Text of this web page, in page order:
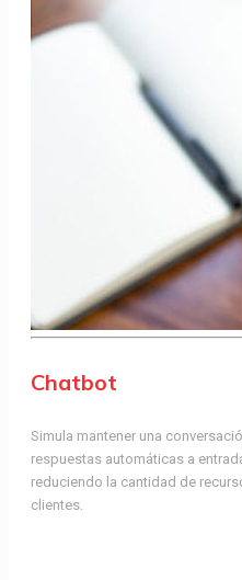
Chatbot
Simula mantener una
respuestas automáticas a
reduciendo la cantidad de
clientes.